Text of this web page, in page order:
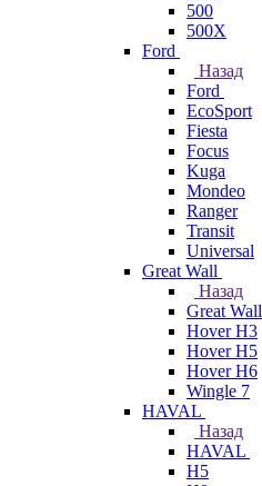
500
500X
Ford
Назад
Ford
EcoSport
Fiesta
Focus
Kuga
Mondeo
Ranger
Transit
Universal
Great Wall
Назад
Great Wall
Hover H3
Hover H5
Hover H6
Wingle 7
HAVAL
Назад
HAVAL
H5